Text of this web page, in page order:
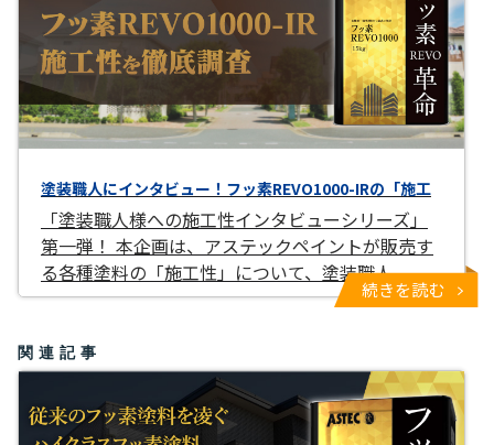
塗装職人にインタビュー！フッ素REVO1000-IRの「施工
「塗装職人様への施工性インタビューシリーズ」
第一弾！ 本企画は、アステックペイントが販売す
る各種塗料の「施工性」について、塗装職人
続きを読む
関連記事